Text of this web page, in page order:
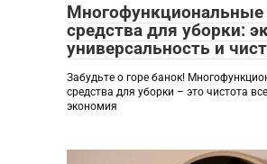
Многофункциональные
средства для уборки:
универсальность и
Забудьте о горе банок!
средства для уборки – это чистота
экономия